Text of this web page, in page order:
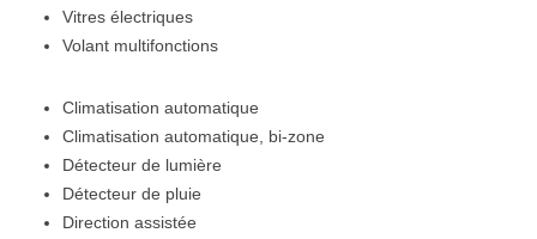
Vitres électriques
Volant multifonctions
Climatisation automatique
Climatisation automatique, bi-zone
Détecteur de lumière
Détecteur de pluie
Direction assistée